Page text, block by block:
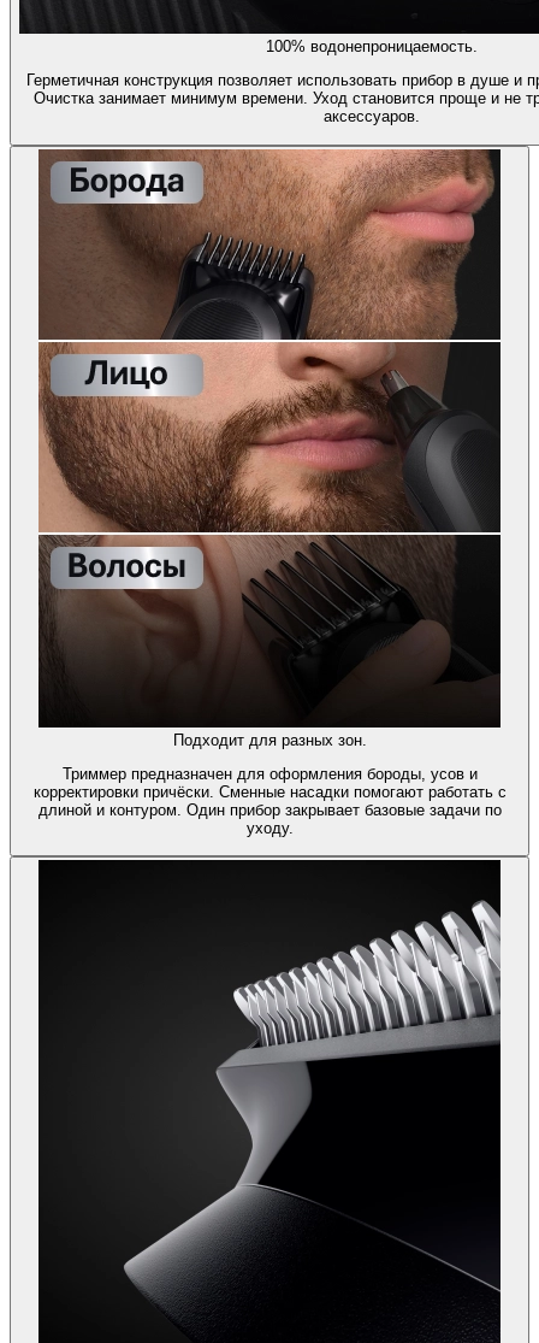
100% водонепроницаемость.
Герметичная конструкция позволяет использовать прибор в душе и
Очистка занимает минимум времени. Уход становится проще и не
аксессуаров.
Подходит для разных зон.
Триммер предназначен для оформления бороды, усов и
корректировки причёски. Сменные насадки помогают работать с
длиной и контуром. Один прибор закрывает базовые задачи по
уходу.